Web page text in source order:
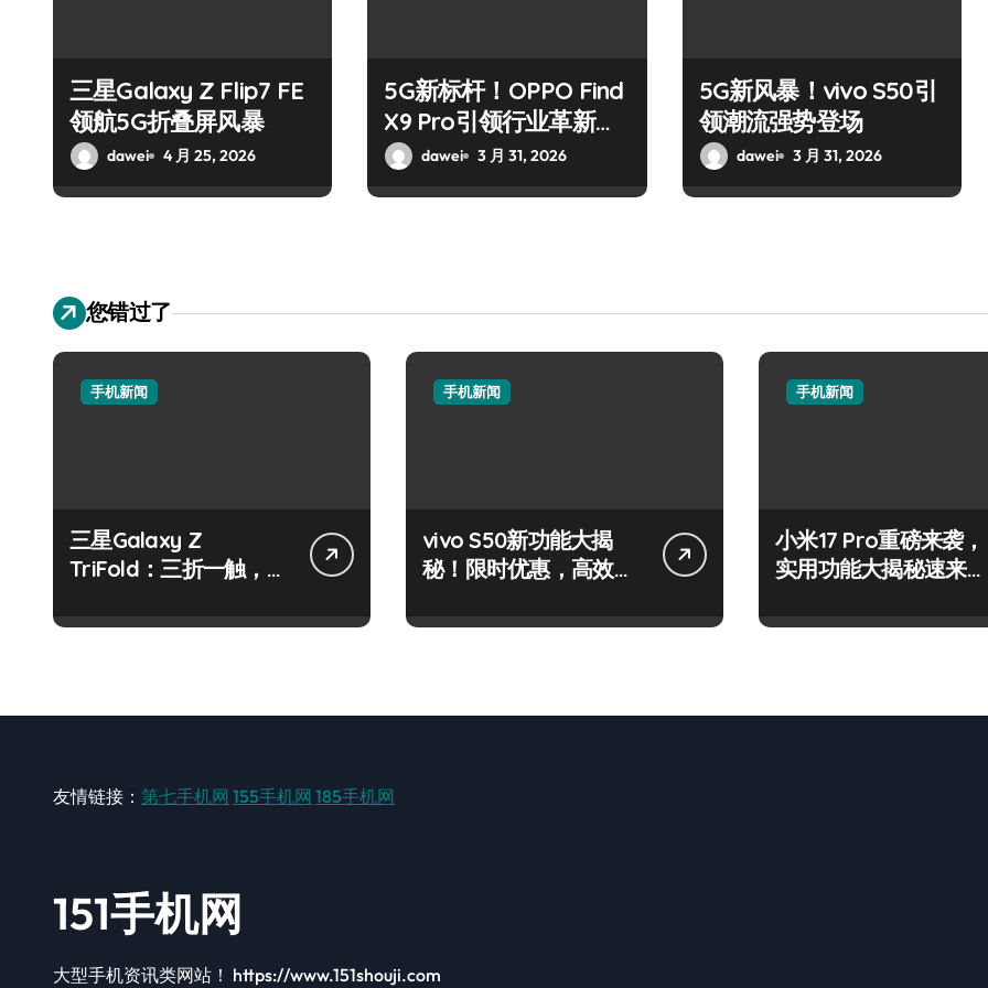
三星Galaxy Z Flip7 FE
领航5G折叠屏风暴
dawei 4 月 25, 2026
5G新标杆！OPPO Find
X9 Pro引领行业革新风
潮
dawei 3 月 31, 2026
5G新风暴！vivo S50引
领潮流强势登场
dawei 3 月 31, 2026
您错过了
手机新闻
三星Galaxy Z
TriFold：三折一触，未
手机新闻
vivo S50新功能大揭
秘！限时优惠，高效玩
手机新闻
小米17 Pro重磅来袭，
实用功能大揭秘速来围
友情链接： 第七手机网 155手机网 185手机网
151手机网
大型手机资讯类网站！ https://www.151shouji.com